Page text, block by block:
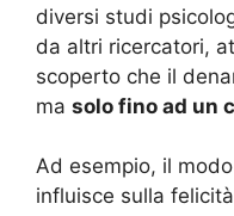
diversi studi
da altri ricercatori,
scoperto che il
ma solo fino ad un
Ad esempio, il
influisce sulla